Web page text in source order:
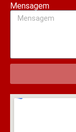
Mensagem